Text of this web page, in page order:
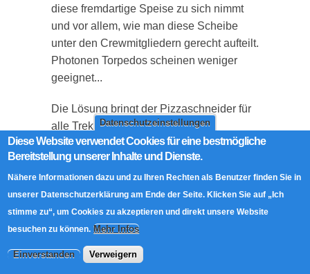
Datenschutzeinstellungen
Diese Website verwendet Cookies für eine bestmögliche
Bereitstellung unserer Inhalte und Dienste.
Nähere Informationen dazu und zu Ihren Rechten als Benutzer finden Sie in
unserer Datenschutzerklärung am Ende der Seite. Klicken Sie auf „Ich
stimme zu“, um Cookies zu akzeptieren und direkt unsere Website
besuchen zu können. Mehr Infos
Einverstanden Verweigern
diese fremdartige Speise zu sich nimmt
und vor allem, wie man diese Scheibe
unter den Crewmitgliedern gerecht aufteilt.
Photonen Torpedos scheinen weniger
geeignet...
Die Lösung bringt der Pizzaschneider für
alle Trekkies da draußen!
Abstimmen:
Average:5 (1vote)
Weiterlesen über Star Trek USS Enterprise Pizzaschneider
Ein Dinner mit Hannibal
Lecter